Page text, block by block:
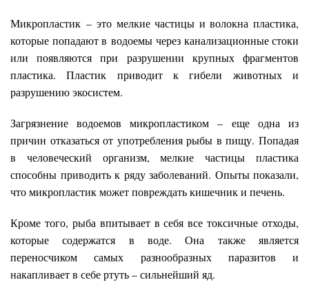
Микропластик – это мелкие частицы и волокна пластика,
которые попадают в водоемы через канализационные стоки
или появляются при разрушении крупных фрагментов
пластика. Пластик приводит к гибели животных и
разрушению экосистем.
Загрязнение водоемов микропластиком – еще одна из
причин отказаться от употребления рыбы в пищу. Попадая
в человеческий организм, мелкие частицы пластика
способны приводить к ряду заболеваний. Опыты показали,
что микропластик может повреждать кишечник и печень.
Кроме того, рыба впитывает в себя все токсичные отходы,
которые содержатся в воде. Она также является
переносчиком самых разнообразных паразитов и
накапливает в себе ртуть – сильнейший яд.